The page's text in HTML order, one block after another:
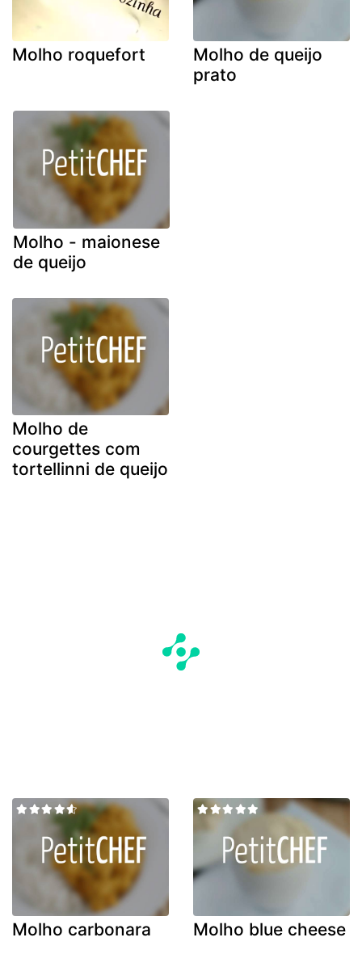
Molho roquefort
Molho de queijo
prato
Molho - maionese
de queijo
Molho de
courgettes com
tortellinni de queijo
Molho carbonara Molho blue cheese